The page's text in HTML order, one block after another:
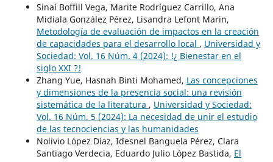
Sinaí Boffill Vega, Marite Rodríguez Carrillo, Ana
Midiala González Pérez, Lisandra Lefont Marin,
Metodología de evaluación de impactos en la creación
de capacidades para el desarrollo local , Universidad y
Sociedad: Vol. 16 Núm. 4 (2024): !¿ Bienestar en el
siglo XXI ?!
Zhang Yue, Hasnah Binti Mohamed, Las concepciones
y dimensiones de la presencia social: una revisión
sistemática de la literatura , Universidad y Sociedad:
Vol. 16 Núm. 5 (2024): La necesidad de unir el estudio
de las tecnociencias y las humanidades
Nolivio López Díaz, Idesnel Banguela Pérez, Clara
Santiago Verdecia, Eduardo Julio López Bastida, El